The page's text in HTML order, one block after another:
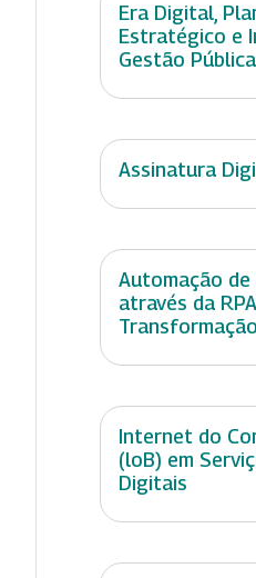
Era Digital,
Estratégico e
Gestão Pública
Assinatura
Automação de
através da
Internet do
(loB) em
Digitais